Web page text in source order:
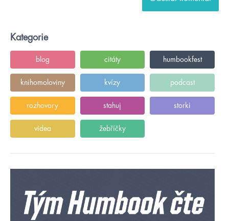
Kategorie
blog citáty humbookfest
knihomoloviny kvízy podcast
rozhovory stahuj storki
videa žebříčky